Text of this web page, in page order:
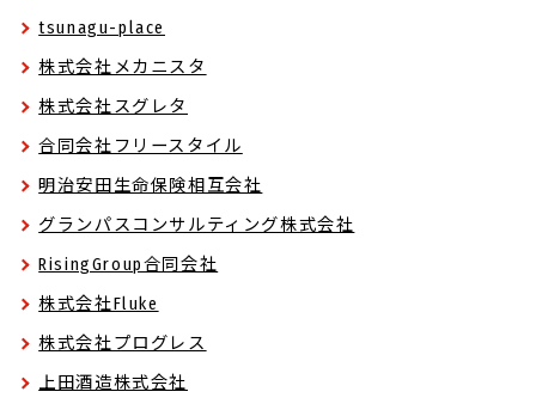
tsunagu-place
株式会社メカニスタ
株式会社スグレタ
合同会社フリースタイル
明治安田生命保険相互会社
グランパスコンサルティング株式会社
RisingGroup合同会社
株式会社Fluke
株式会社プログレス
上田酒造株式会社